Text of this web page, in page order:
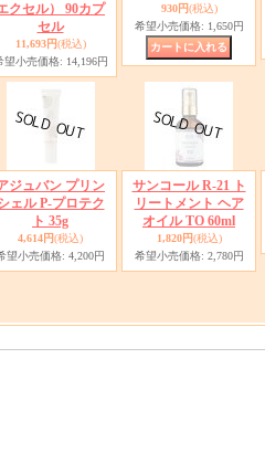
クセル） 90カプ
セル
11,693円(税込)
望小売価格: 14,196円
930円(税込)
希望小売価格: 1,650円
ジュバン プリン
ェル P-プロテク
ト 35g
4,614円(税込)
望小売価格: 4,200円
サンコール R-21 ト
リートメント ヘア
オイル TO 60ml
1,820円(税込)
希望小売価格: 2,780円